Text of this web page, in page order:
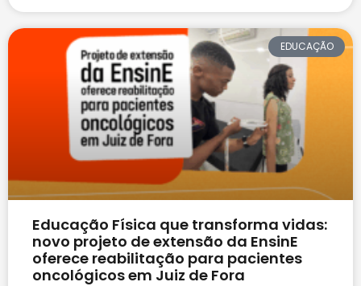
EDUCAÇÃO
Educação Física que transforma vidas:
novo projeto de extensão da EnsinE
oferece reabilitação para pacientes
oncológicos em Juiz de Fora